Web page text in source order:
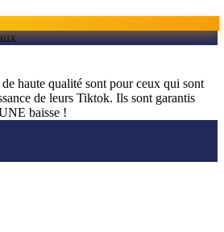
haute qualité sont pour ceux qui sont
de leurs Tiktok. Ils sont garantis
baisse !